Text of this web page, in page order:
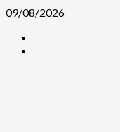
Skip
content
09/08/2026